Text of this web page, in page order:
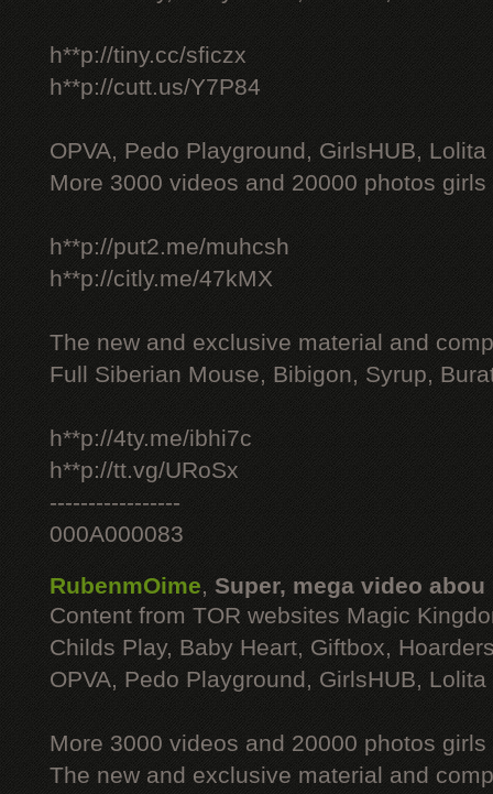
h**p://tiny.cc/sficzx
h**p://cutt.us/Y7P84
OPVA, Pedo Playground, GirlsHUB, Lolita
More 3000 videos and 20000 photos
h**p://put2.me/muhcsh
h**p://citly.me/47kMX
The new and exclusive material and
Full Siberian Mouse, Bibigon, Syrup,
h**p://4ty.me/ibhi7c
h**p://tt.vg/URoSx
-----------------
000A000083
RubenmOime, Super, mega video abou
Content from TOR websites Magic
Childs Play, Baby Heart, Giftbox,
OPVA, Pedo Playground, GirlsHUB, Lolita
More 3000 videos and 20000 photos
The new and exclusive material and